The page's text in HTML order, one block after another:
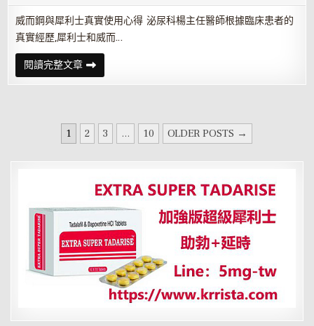
威而鋼與犀利士真實使用心得 泌尿科楊主任醫師根據臨床患者的
真實經歷,犀利士和威而…
閱讀完整文章威
而
鋼
士
真
實
用
1 2 3 ... 10 OLDER POSTS →